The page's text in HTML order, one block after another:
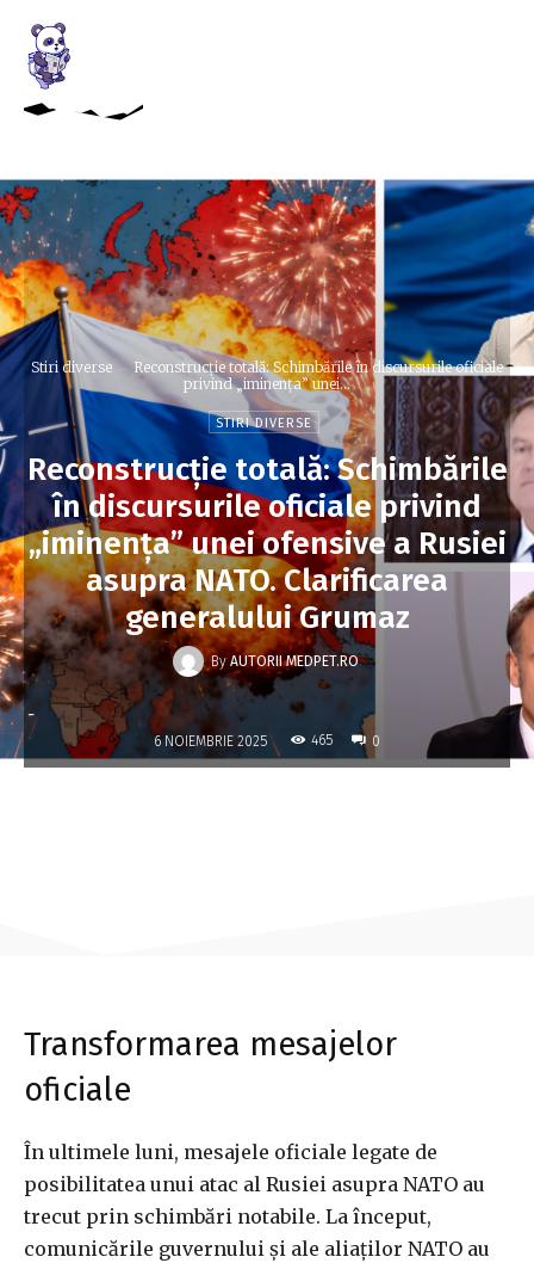
Stiri diverse
Reconstrucție totală: Schimbările în discursurile oficiale
privind „iminența” unei...
STIRI DIVERSE
Reconstrucție totală: Schimbările
în discursurile oficiale privind
„iminența” unei ofensive a Rusiei
asupra NATO. Clarificarea
generalului Grumaz
By AUTORII MEDPET.RO
-
6 NOIEMBRIE 2025 465 0
Transformarea mesajelor
oficiale
În ultimele luni, mesajele oficiale legate de
posibilitatea unui atac al Rusiei asupra NATO au
trecut prin schimbări notabile. La început,
comunicările guvernului și ale aliaților NATO au